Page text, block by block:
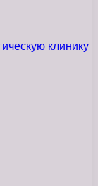
клинику